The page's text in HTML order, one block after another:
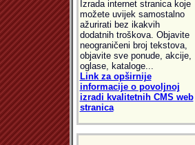
Izrada internet stranica koje
možete uvijek samostalno
ažurirati bez ikakvih
dodatnih troškova. Objavite
neograničeni broj tekstova,
objavite sve ponude, akcije,
oglase, kataloge...
Link za opširnije
informacije o povoljnoj
izradi kvalitetnih CMS web
stranica